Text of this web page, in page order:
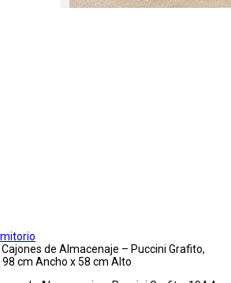
de Almacenaje – Puccini Grafito,
cm Ancho x 58 cm Alto